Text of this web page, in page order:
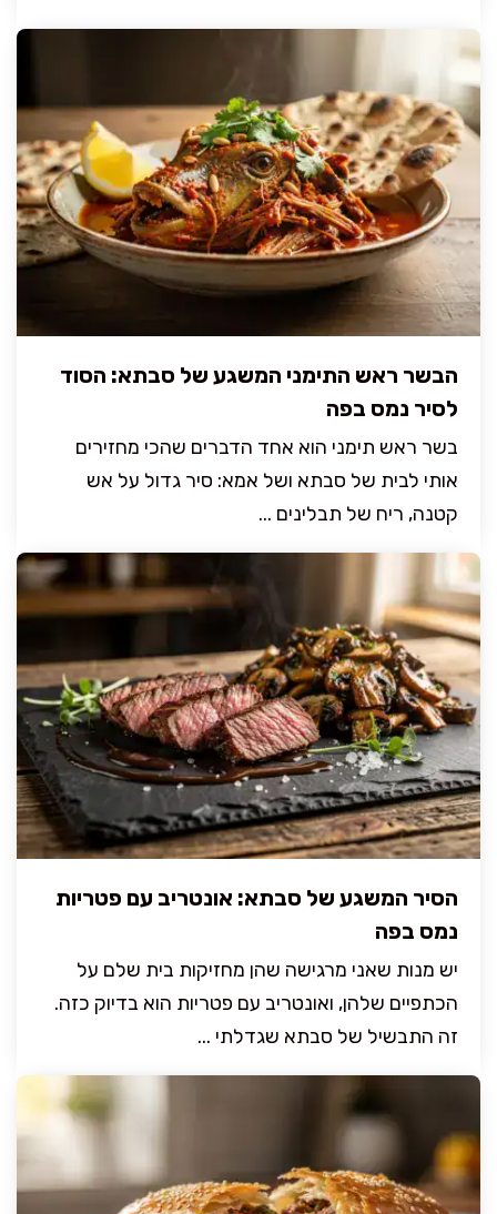
הבשר ראש התימני המשגע של סבתא: הסוד
לסיר נמס בפה
בשר ראש תימני הוא אחד הדברים שהכי מחזירים
אותי לבית של סבתא ושל אמא: סיר גדול על אש
קטנה, ריח של תבלינים ...
הסיר המשגע של סבתא: אונטריב עם פטריות
נמס בפה
יש מנות שאני מרגישה שהן מחזיקות בית שלם על
הכתפיים שלהן, ואונטריב עם פטריות הוא בדיוק כזה.
זה התבשיל של סבתא שגדלתי ...